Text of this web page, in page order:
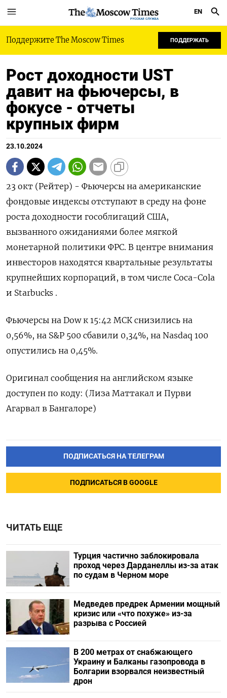
РУССКАЯ СЛУЖБА
EN
Поддержите The Moscow Times ПОДДЕРЖАТЬ
Рост доходности UST
давит на фьючерсы, в
фокусе - отчеты
крупных фирм
23.10.2024
23 окт (Рейтер) - Фьючерсы на американские
фондовые индексы отступают в среду на фоне
роста доходности гособлигаций США,
вызванного ожиданиями более мягкой
монетарной политики ФРС. В центре внимания
инвесторов находятся квартальные результаты
крупнейших корпораций, в том числе Coca-Cola
и Starbucks .
Фьючерсы на Dow к 15:42 МСК снизились на
0,56%, на S&P 500 сбавили 0,34%, на Nasdaq 100
опустились на 0,45%.
Оригинал сообщения на английском языке
доступен по коду: (Лиза Маттакал и Пурви
Агарвал в Бангалоре)
ПОДПИСАТЬСЯ НА ТЕЛЕГРАМ
ПОДПИСАТЬСЯ В GOOGLE
ЧИТАТЬ ЕЩЕ
Турция частично заблокировала
проход через Дарданеллы из-за атак
по судам в Черном море
Медведев предрек Армении мощный
кризис или «что похуже» из-за
разрыва с Россией
В 200 метрах от снабжающего
Украину и Балканы газопровода в
Болгарии взорвался неизвестный
дрон